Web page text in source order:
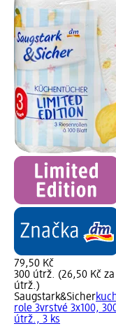
79,50 Kč
300 útrž. (26,50 Kč za
útrž.)
Saugstark&Sicher
role 3vrstvé 3x100,
útrž., 3 ks